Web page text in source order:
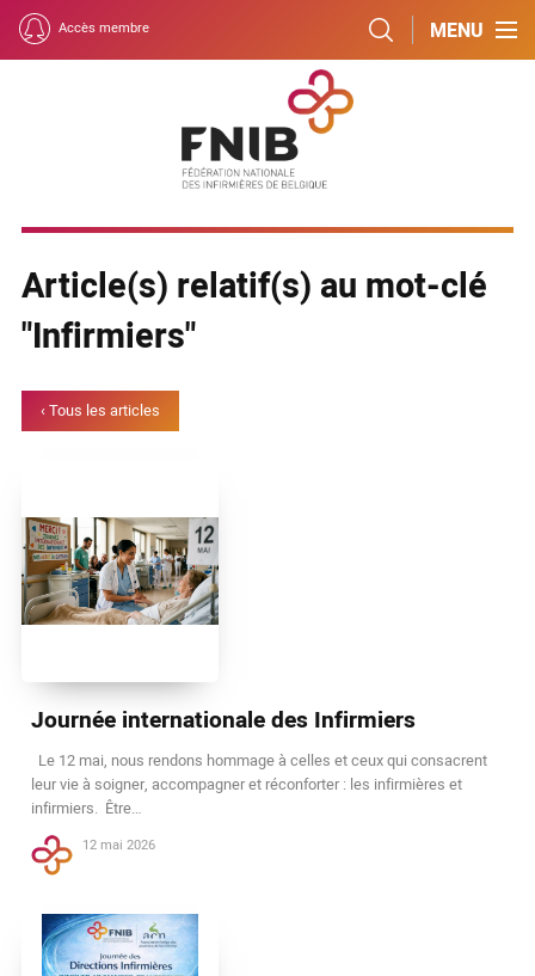
MENU
Accès membre
Article(s) relatif(s) au mot-clé
"Infirmiers"
‹ Tous les articles
Journée internationale des Infirmiers
Le 12 mai, nous rendons hommage à celles et ceux qui consacrent
leur vie à soigner, accompagner et réconforter : les infirmières et
infirmiers. Être…
12 mai 2026